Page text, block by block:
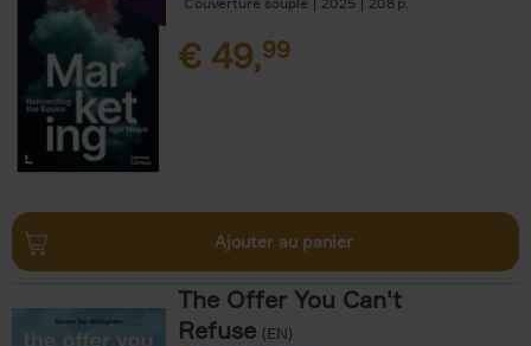
€ 49,99
Ajouter au panier
The Offer You Can't
Refuse (EN)